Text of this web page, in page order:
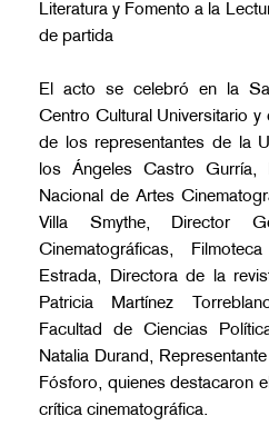
Literatura y Fomento a la
de partida
El acto se celebró en la
Centro Cultural Universitario
de los representantes de la
los Ángeles Castro Gurría,
Nacional de Artes
Villa Smythe, Director
Cinematográficas,
Estrada, Directora de la
Patricia Martínez
Facultad de Ciencias
Natalia Durand,
Fósforo, quienes destacaron
crítica cinematográfica.